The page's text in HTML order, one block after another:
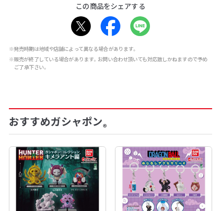
この商品をシェアする
※発売時期は地域や店舗によって異なる場合があります。
※販売が終了している場合があります。お問い合わせ頂いても対応致しかねますので予め
ご了承下さい。
おすすめガシャポン®